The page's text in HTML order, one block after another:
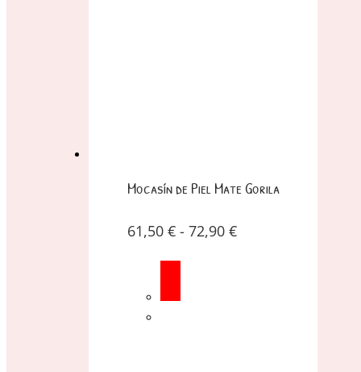
Mocasín de Piel Mate Gorila
61,50 € - 72,90 €